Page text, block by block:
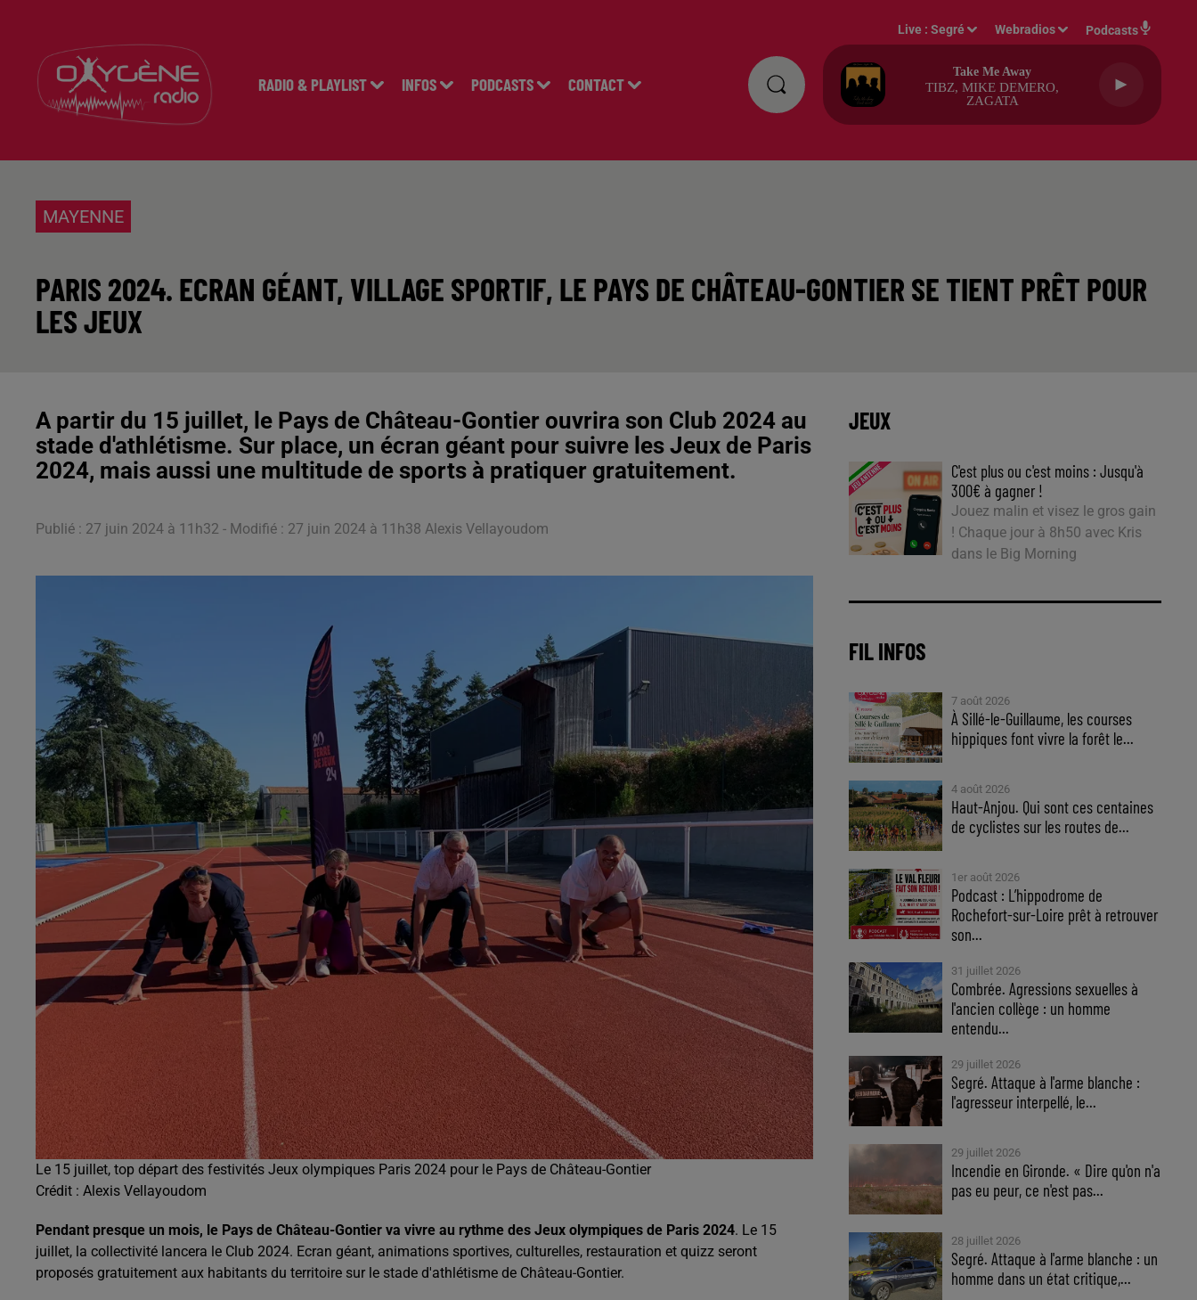
RADIO & PLAYLIST INFOS PODCASTS CONTACT
Live :Segré Webradios Podcasts
Take Me Away
TIBZ, MIKE DEMERO,
ZAGATA
MAYENNE
PARIS 2024. ECRAN GÉANT, VILLAGE SPORTIF, LE PAYS DE CHÂTEAU-GONTIER SE TIENT PRÊT POUR
LES JEUX
A partir du 15 juillet, le Pays de Château-Gontier ouvrira son Club 2024 au
stade d'athlétisme. Sur place, un écran géant pour suivre les Jeux de Paris
2024, mais aussi une multitude de sports à pratiquer gratuitement.
Publié : 27 juin 2024 à 11h32 - Modifié : 27 juin 2024 à 11h38 Alexis Vellayoudom
Le 15 juillet, top départ des festivités Jeux olympiques Paris 2024 pour le Pays de Château-Gontier
Crédit : Alexis Vellayoudom
Pendant presque un mois, le Pays de Château-Gontier va vivre au rythme des Jeux olympiques de Paris 2024. Le 15
juillet, la collectivité lancera le Club 2024. Ecran géant, animations sportives, culturelles, restauration et quizz seront
proposés gratuitement aux habitants du territoire sur le stade d'athlétisme de Château-Gontier.
JEUX
C'est plus ou c'est moins : Jusqu'à
300€ à gagner !
Jouez malin et visez le gros gain
! Chaque jour à 8h50 avec Kris
dans le Big Morning
FIL INFOS
7 août 2026
À Sillé-le-Guillaume, les courses
hippiques font vivre la forêt le...
4 août 2026
Haut-Anjou. Qui sont ces centaines
de cyclistes sur les routes de...
1er août 2026
Podcast : L’hippodrome de
Rochefort-sur-Loire prêt à retrouver
son...
31 juillet 2026
Combrée. Agressions sexuelles à
l'ancien collège : un homme
entendu...
29 juillet 2026
Segré. Attaque à l'arme blanche :
l'agresseur interpellé, le...
29 juillet 2026
Incendie en Gironde. « Dire qu'on n'a
pas eu peur, ce n'est pas...
28 juillet 2026
Segré. Attaque à l'arme blanche : un
homme dans un état critique,...